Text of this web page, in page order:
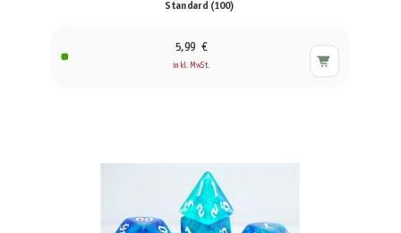
Standard (100)
5,99 €
inkl. MwSt.